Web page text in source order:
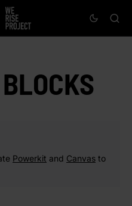
Powerkit and Canvas to